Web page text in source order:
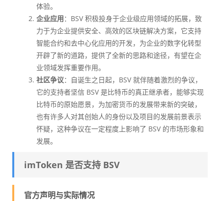
体验。
企业应用：BSV 积极投身于企业级应用领域的拓展，致
力于为企业提供安全、高效的区块链解决方案，它支持
智能合约和去中心化应用的开发，为企业的数字化转型
开辟了新的道路，提供了全新的思路和途径，有望在企
业领域发挥重要作用。
社区争议：自诞生之日起，BSV 就伴随着激烈的争议，
它的支持者坚信 BSV 是比特币的真正继承者，能够实现
比特币的原始愿景，为加密货币的发展带来新的突破，
也有许多人对其创始人的身份以及项目的发展前景表示
怀疑，这种争议在一定程度上影响了 BSV 的市场形象和
发展。
imToken 是否支持 BSV
官方声明与实际情况